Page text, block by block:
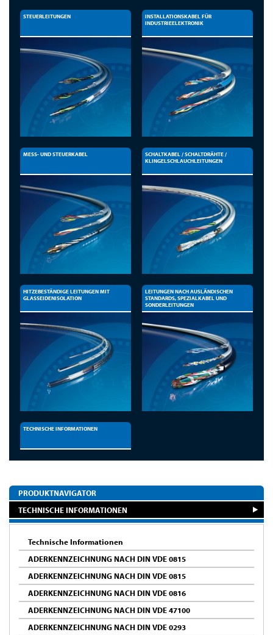
STEUERLEITUNGEN
INSTALLATIONSKABEL FÜR
INDUSTRIEELEKTRONIK
MESS- UND STEUERKABEL
SCHALTKABEL / SCHALTDRÄHTE /
KLINGELSCHLAUCHLEITUNGEN
HITZEBESTÄNDIGE LEITUNGEN MIT
GLASSEIDENISOLATION
LEITUNGEN NACH AUSLÄNDISCHEN
STANDARDS, SPEZIALKABEL UND
SONDERLEITUNGEN
TECHNISCHE INFORMATIONEN
PRODUKTNAVIGATOR
TECHNISCHE INFORMATIONEN
Technische Informationen
ADERKENNZEICHNUNG NACH DIN VDE 0815
ADERKENNZEICHNUNG NACH DIN VDE 0815
ADERKENNZEICHNUNG NACH DIN VDE 0816
ADERKENNZEICHNUNG NACH DIN VDE 47100
ADERKENNZEICHNUNG NACH DIN VDE 0293